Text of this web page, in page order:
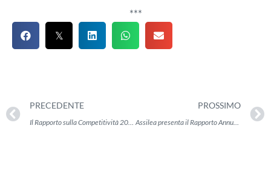
***
PRECEDENTE
Il Rapporto sulla Competitività 2025 dell'Istat
PROSSIMO
Assilea presenta il Rapporto Annuale sul Leasing 2024